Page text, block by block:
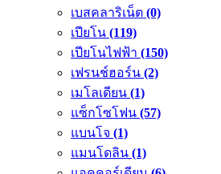
เบสคลาริเน็ต (0)
เปียโน (119)
เปียโนไฟฟ้า (150)
เฟรนช์ฮอร์น (2)
เมโลเดียน (1)
แซ็กโซโฟน (57)
แบนโจ (1)
แมนโดลิน (1)